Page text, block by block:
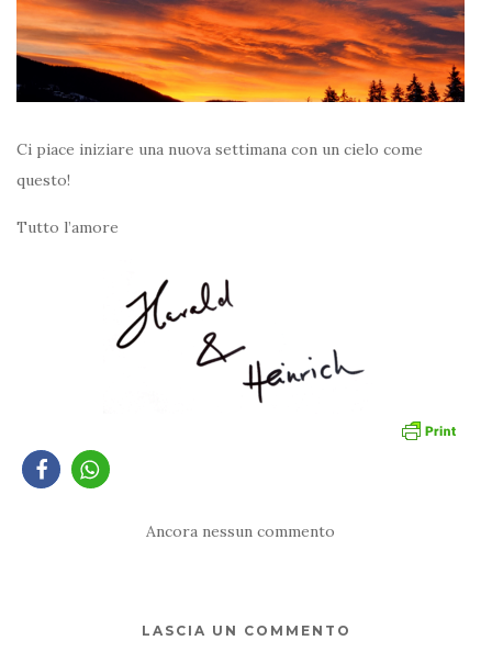
Ci piace iniziare una nuova settimana con un cielo come
questo!
Tutto l’amore
Ancora nessun commento
LASCIA UN COMMENTO